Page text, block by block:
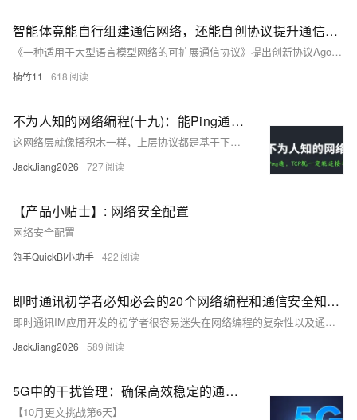
智能体竟能自行组建通信网络，还能自创协议提升通信效率
《一种适用于大型语言模型网络的可扩展通信协议》提出创新协议Agora，解决多智能体系统中的“通信三难困境”，即异构性、通用性和成本问题。Agora通过标准协议、结构化数据和自然语言三种通信格式，实现高效协作，支持复杂任务自动化。演示场景显示其在预订服务和天气预报等应用中的优越性能。论文地址：https://arxiv.org/pdf/2410.11905。
楠竹11 618
不为人知的网络编程(十九)：能Ping通，TCP就一定能连接和通信吗？
这网络层就像搭积木一样，上层协议都是基于下层协议搭出来的。不管是ping（用了ICMP协议）还是tcp本质上都是基于网络层IP协议的数据包，而到了物理层，都是二进制01串，都走网卡发出去了。 如果网络环境没发生变化，目的地又一样，那按道理说他们走的网络路径应该是一样的，什么情况下会不同呢？ 我们就从路由这个话题聊起吧。
JackJiang2026 727
【产品小贴士】: 网络安全配置
网络安全配置
瓴羊QuickBI小助手 422
即时通讯初学者必知必会的20个网络编程和通信安全知识点
即时通讯IM应用开发的初学者很容易迷失在网络编程的复杂性以及通信安全的各种概念里，本文不涉及深度理论知识，尽量通过一句话或几句话让你快速了解20个相关的网络编程和通信安全知识点，希望能助你愉快地开始即时通讯应用开发。
JackJiang2026 589
5G中的干扰管理：确保高效稳定的通信网络
【10月更文挑战第6天】